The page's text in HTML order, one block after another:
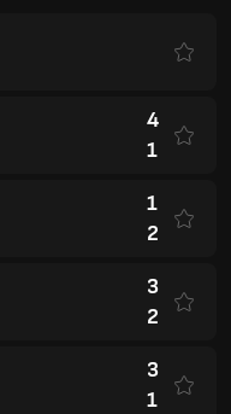
4
1
1
2
3
2
3
1